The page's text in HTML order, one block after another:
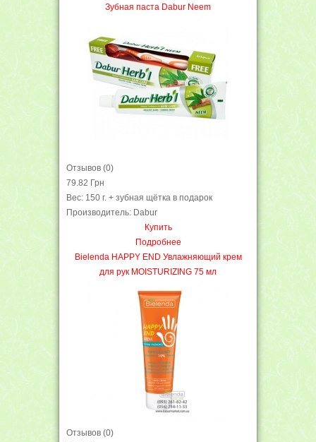
Зубная паста Dabur Neem
Отзывов (0)
79.82 Грн
Вес: 150 г. + зубная щётка в подарок
Производитель: Dabur
Купить
Подробнее
Bielenda HAPPY END Увлажняющий крем
для рук MOISTURIZING 75 мл
Отзывов (0)